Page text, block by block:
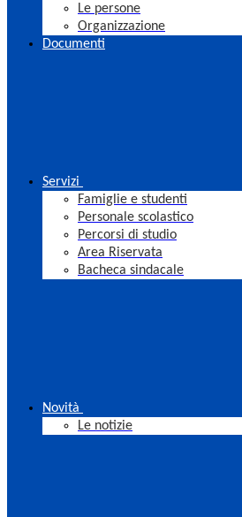
Le persone
Organizzazione
Documenti
Servizi
Famiglie e studenti
Personale scolastico
Percorsi di studio
Area Riservata
Bacheca sindacale
Novità
Le notizie